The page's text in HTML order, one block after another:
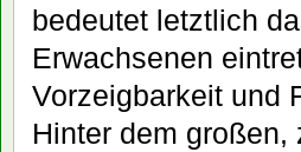
bedeutet letztlich
Erwachsenen
Vorzeigbarkeit und
Hinter dem